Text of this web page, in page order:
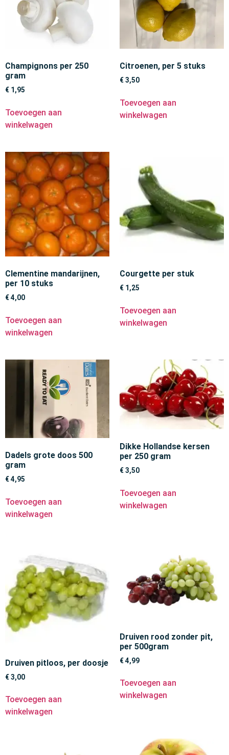
Champignons per 250
gram
€ 1,95
Toevoegen aan
winkelwagen
Citroenen, per 5 stuks
€3,50
Toevoegen aan
winkelwagen
Clementine mandarijnen,
per 10 stuks
€4,00
Toevoegen aan
winkelwagen
Courgette per stuk
€ 1,25
Toevoegen aan
winkelwagen
Dadels grote doos 500
gram
€4,95
Toevoegen aan
winkelwagen
Dikke Hollandse kersen
per 250 gram
€3,50
Toevoegen aan
winkelwagen
Druiven pitloos, per doosje
€3,00
Toevoegen aan
winkelwagen
Druiven rood zonder pit,
per 500gram
€4,99
Toevoegen aan
winkelwagen